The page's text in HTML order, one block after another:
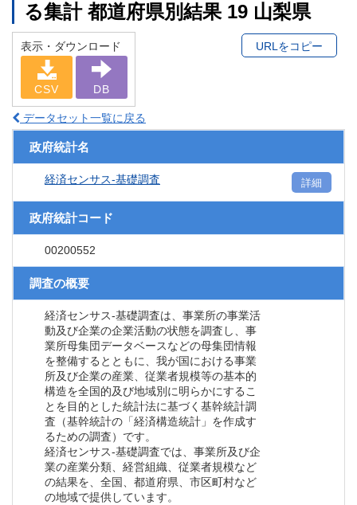
る集計 都道府県別結果 19 山梨県
表示・ダウンロード
CSV DB
URLをコピー
データセット一覧に戻る
政府統計名
経済センサス‐基礎調査 詳細
政府統計コード
00200552
調査の概要
経済センサス‐基礎調査は、事業所の事業活
動及び企業の企業活動の状態を調査し、事
業所母集団データベースなどの母集団情報
を整備するとともに、我が国における事業
所及び企業の産業、従業者規模等の基本的
構造を全国的及び地域別に明らかにするこ
とを目的とした統計法に基づく基幹統計調
査（基幹統計の「経済構造統計」を作成す
るための調査）です。
経済センサス‐基礎調査では、事業所及び企
業の産業分類、経営組織、従業者規模など
の結果を、全国、都道府県、市区町村など
の地域で提供しています。